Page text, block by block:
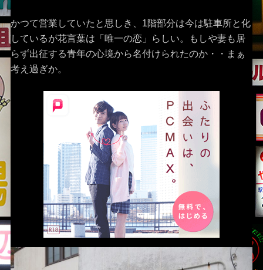
かつて営業していたと思しき、1階部分は今は駐車所と化
しているが花言葉は「唯一の恋」らしい。もしや妻も居
らず出征する青年の心境から名付けられたのか・・まぁ
考え過ぎか。